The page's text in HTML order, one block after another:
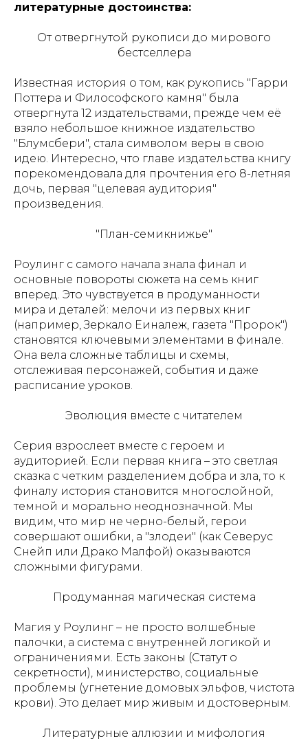
литературные достоинства:
От отвергнутой рукописи до мирового
бестселлера
Известная история о том, как рукопись "Гарри
Поттера и Философского камня" была
отвергнута 12 издательствами, прежде чем её
взяло небольшое книжное издательство
"Блумсбери", стала символом веры в свою
идею. Интересно, что главе издательства книгу
порекомендовала для прочтения его 8-летняя
дочь, первая "целевая аудитория"
произведения.
"План-семикнижье"
Роулинг с самого начала знала финал и
основные повороты сюжета на семь книг
вперед. Это чувствуется в продуманности
мира и деталей: мелочи из первых книг
(например, Зеркало Еиналеж, газета "Пророк")
становятся ключевыми элементами в финале.
Она вела сложные таблицы и схемы,
отслеживая персонажей, события и даже
расписание уроков.
Эволюция вместе с читателем
Серия взрослеет вместе с героем и
аудиторией. Если первая книга – это светлая
сказка с четким разделением добра и зла, то к
финалу история становится многослойной,
темной и морально неоднозначной. Мы
видим, что мир не черно-белый, герои
совершают ошибки, а "злодеи" (как Северус
Снейп или Драко Малфой) оказываются
сложными фигурами.
Продуманная магическая система
Магия у Роулинг – не просто волшебные
палочки, а система с внутренней логикой и
ограничениями. Есть законы (Статут о
секретности), министерство, социальные
проблемы (угнетение домовых эльфов, чистота
крови). Это делает мир живым и достоверным.
Литературные аллюзии и мифология